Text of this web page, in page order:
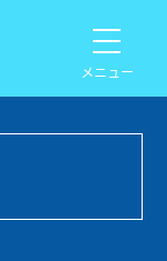
メニュー